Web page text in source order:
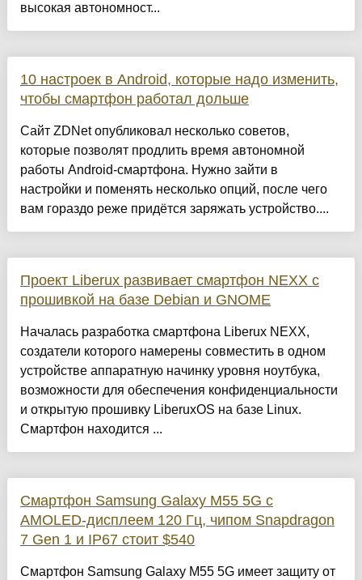
высокая автономност...
10 настроек в Android, которые надо изменить,
чтобы смартфон работал дольше
Сайт ZDNet опубликовал несколько советов,
которые позволят продлить время автономной
работы Android-смартфона. Нужно зайти в
настройки и поменять несколько опций, после чего
вам гораздо реже придётся заряжать устройство....
Проект Liberux развивает смартфон NEXX с
прошивкой на базе Debian и GNOME
Началась разработка смартфона Liberux NEXX,
создатели которого намерены совместить в одном
устройстве аппаратную начинку уровня ноутбука,
возможности для обеспечения конфиденциальности
и открытую прошивку LiberuxOS на базе Linux.
Смартфон находится ...
Смартфон Samsung Galaxy M55 5G с
AMOLED-дисплеем 120 Гц, чипом Snapdragon
7 Gen 1 и IP67 стоит $540
Смартфон Samsung Galaxy M55 5G имеет защиту от